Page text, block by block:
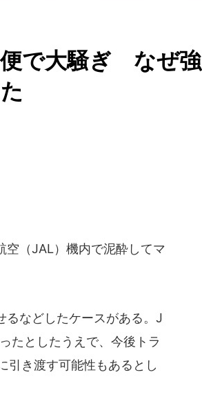
便で大騒ぎ なぜ強
（JAL）機内で泥酔してマ
などしたケースがある。J
たとしたうえで、今後トラ
引き渡す可能性もあるとし